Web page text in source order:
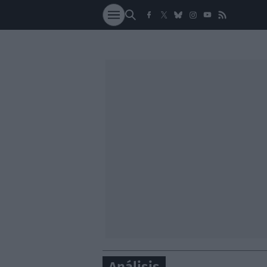
SOCIEDAD